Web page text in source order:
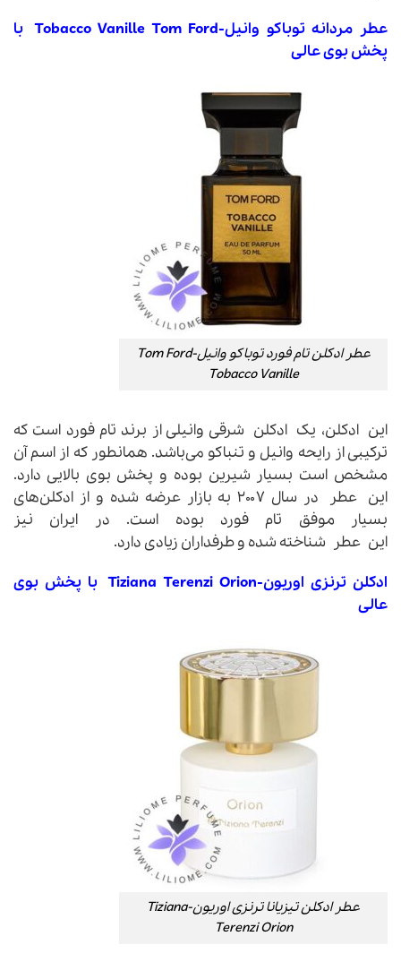
عطر مردانه توباکو وانیل-Tobacco Vanille Tom Ford با
پخش بوی عالی
عطر ادکلن تام فورد توباکو وانیل-Tom Ford
Tobacco Vanille
این ادکلن، یک ادکلن شرقی وانیلی از برند تام فورد است که
ترکیبی از رایحه وانیل و تنباکو می‌باشد. همانطور که از اسم آن
مشخص است بسیار شیرین بوده و پخش بوی بالایی دارد.
این عطر در سال ۲۰۰۷ به بازار عرضه شده و از ادکلن‌های
بسیار موفق تام فورد بوده است. در ایران نیز
این عطر شناخته شده و طرفداران زیادی دارد.
ادکلن ترنزی اوریون-Tiziana Terenzi Orion با پخش بوی
عالی
عطر ادکلن تیزیانا ترنزی اوریون-Tiziana
Terenzi Orion